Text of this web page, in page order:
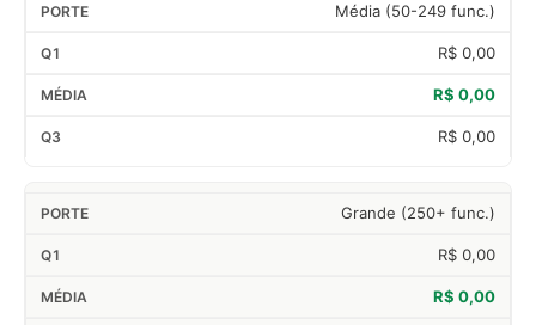
Média (50-249 func.)
R$ 0,00
R$ 0,00
R$ 0,00
Grande (250+ func.)
R$ 0,00
R$ 0,00